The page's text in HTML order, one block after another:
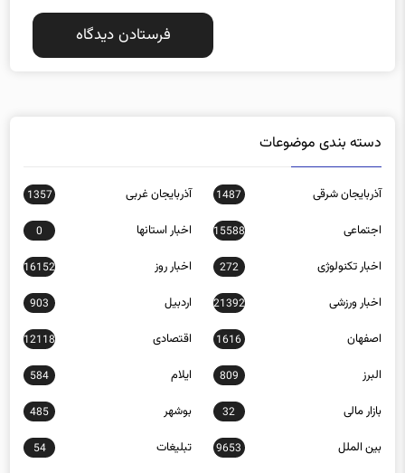
دسته بندی موضوعات
آذربایجان شرقی 1487 آذربایجان غربی 1357
اجتماعی 15588 اخبار استانها 0
اخبار تکنولوژی 272 اخبار روز 16152
اخبار ورزشی 21392 اردبیل 903
اصفهان 1616 اقتصادی 12118
البرز 809 ایلام 584
بازار مالی 32 بوشهر 485
بین الملل 9653 تبلیغات 54